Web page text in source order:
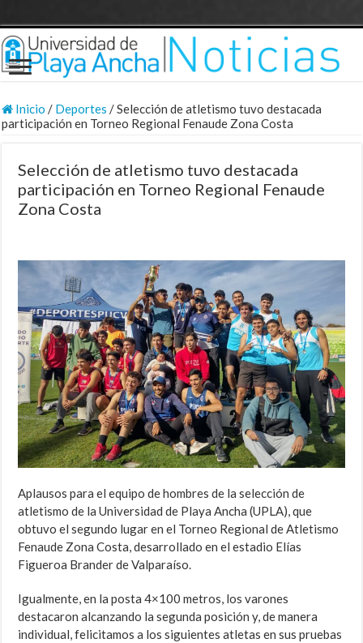
Inicio / Deportes /Selección de atletismo tuvo destacada
participación en Torneo Regional Fenaude Zona Costa
Selección de atletismo tuvo destacada
participación en Torneo Regional Fenaude
Zona Costa
Aplausos para el equipo de hombres de la selección de
atletismo de la Universidad de Playa Ancha (UPLA), que
obtuvo el segundo lugar en el Torneo Regional de Atletismo
Fenaude Zona Costa, desarrollado en el estadio Elías
Figueroa Brander de Valparaíso.
Igualmente, en la posta 4×100 metros, los varones
destacaron alcanzando la segunda posición y, de manera
individual, felicitamos a los siguientes atletas en sus pruebas